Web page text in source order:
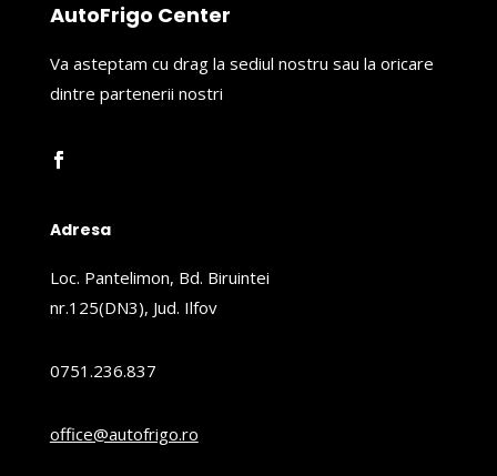
AutoFrigo Center
Va asteptam cu drag la sediul nostru sau la oricare
dintre partenerii nostri
Adresa
Loc. Pantelimon, Bd. Biruintei
nr.125(DN3), Jud. Ilfov
0751.236.837
office@autofrigo.ro